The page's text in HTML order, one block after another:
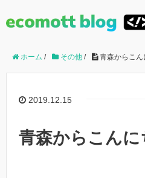
ホーム / その他 / 青森からこん
2019.12.15
青森からこんに